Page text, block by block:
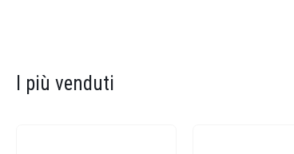
I più venduti